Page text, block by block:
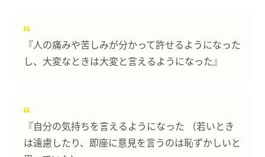
『人の痛みや苦しみが分かって許せるようになった
し、大変なときは大変と言えるようになった』
『自分の気持ちを言えるようになった （若いとき
は遠慮したり、即座に意見を言うのは恥ずかしいと